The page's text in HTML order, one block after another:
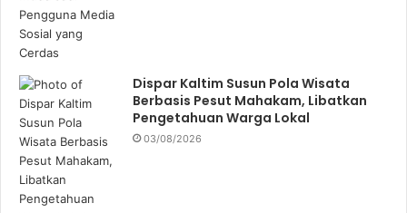
Dispar Kaltim Susun Pola Wisata
Berbasis Pesut Mahakam, Libatkan
Pengetahuan Warga Lokal
03/08/2026